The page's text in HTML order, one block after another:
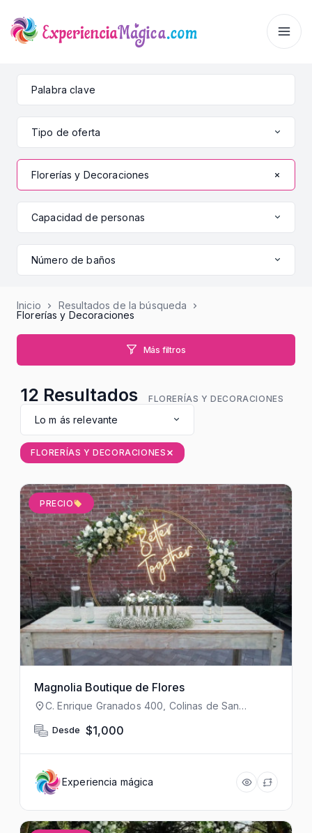
Tipo de oferta
Florerías y Decoraciones
Capacidad de personas
Número de baños
Inicio
Resultados de la búsqueda
Florerías y Decoraciones
Más filtros
12 Resultados FLORERÍAS Y DECORACIONES
Lo m ás relevante
FLORERÍAS Y DECORACIONES
PRECIO
Magnolia Boutique de Flores
C. Enrique Granados 400, Colinas de San
Desde $1,000
Experiencia mágica